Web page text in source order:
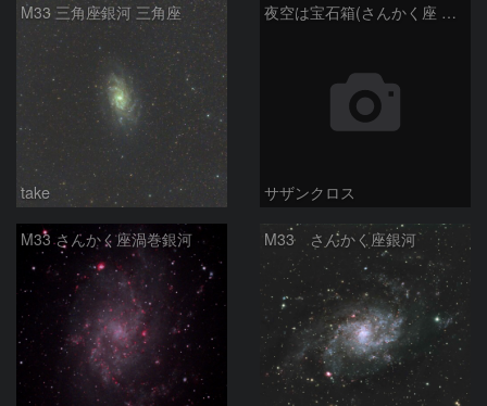
M33 三角座銀河 三角座
take
夜空は宝石箱(さんかく座 M33) Seestar50
サザンクロス
M33 さんかく座渦巻銀河 M33 さんかく座銀河